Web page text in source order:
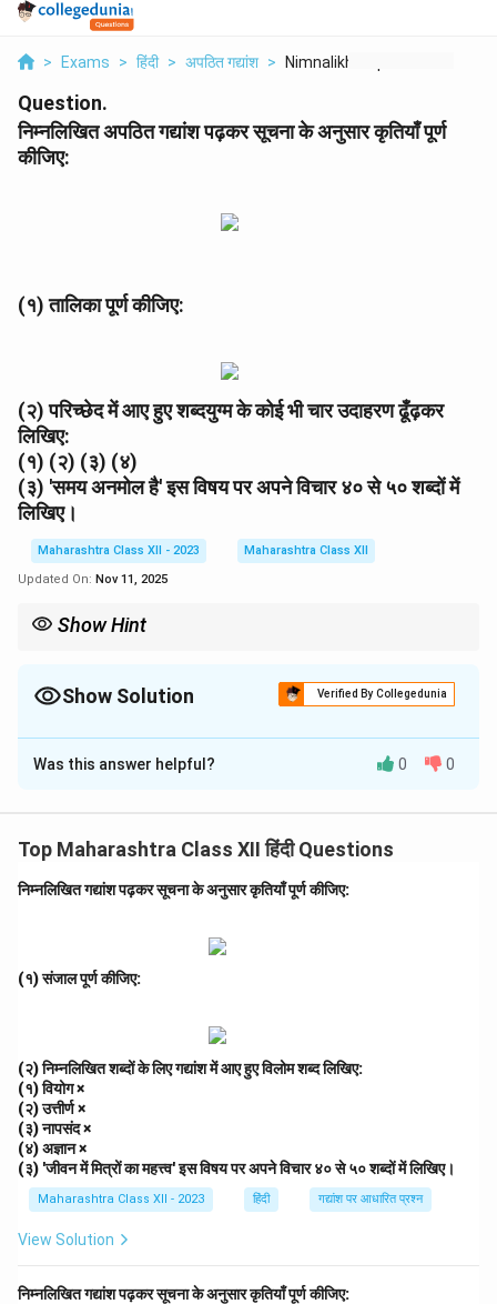
> Exams > हिंदी > अपठित गद्यांश > Nimnalikhit Apathit ...
Question.
निम्नलिखित अपठित गद्यांश पढ़कर सूचना के अनुसार कृतियाँ पूर्ण
कीजिए:
(१) तालिका पूर्ण कीजिए:
(२) परिच्छेद में आए हुए शब्दयुग्म के कोई भी चार उदाहरण ढूँढ़कर
लिखिए:
(१) (२) (३) (४)
(३) 'समय अनमोल है' इस विषय पर अपने विचार ४० से ५० शब्दों में
लिखिए।
Maharashtra Class XII - 2023
Maharashtra Class XII
Updated On: Nov 11, 2025
Show Hint
Show Solution Verified By Collegedunia
Solution and Explanation
(१) तालिका पूर्ण कीजिए:
(१) साहित्य-सेवी
(२) मित्र-मिलन
(३) समय अनमोल है:
समय अनमोल है, इसका सदुपयोग जीवन को समृद्ध बनाता है। समय
खोने से अवसर चूक जाते हैं। कार्यों को समयबद्ध करने से उत्पादकता
बढ़ती है। उदाहरण के लिए, समय प्रबंधन से विद्यार्थी बेहतर परिणाम
प्राप्त करते हैं। समय की कीमत समझकर हमें इसे बर्बाद नहीं करना
चाहिए। (४६ शब्द)
Download Solution in PDF
Was this answer helpful? 0 0
Top Maharashtra Class XII हिंदी Questions
निम्नलिखित गद्यांश पढ़कर सूचना के अनुसार कृतियाँ पूर्ण कीजिए:
(१) संजाल पूर्ण कीजिए:
(२) निम्नलिखित शब्दों के लिए गद्यांश में आए हुए विलोम शब्द लिखिए:
(१) वियोग ×
(२) उत्तीर्ण ×
(३) नापसंद ×
(४) अज्ञान ×
(३) 'जीवन में मित्रों का महत्त्व' इस विषय पर अपने विचार ४० से ५० शब्दों में लिखिए।
Maharashtra Class XII - 2023 हिंदी गद्यांश पर आधारित प्रश्न
View Solution
निम्नलिखित गद्यांश पढ़कर सूचना के अनुसार कृतियाँ पूर्ण कीजिए: